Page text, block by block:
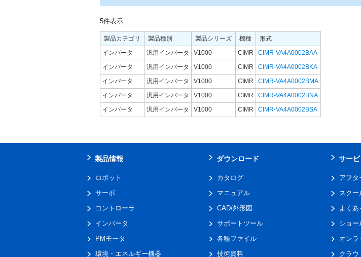
5件表示
製品カテゴリ 製品種別 製品シリーズ 機種
形式
インバータ
汎用インバータ V1000 CIMR
CIMR-VA4A0002BAA
インバータ
汎用インバータ V1000 CIMR
CIMR-VA4A0002BKA
インバータ
汎用インバータ V1000 CIMR
CIMR-VA4A0002BMA
インバータ
汎用インバータ V1000 CIMR
CIMR-VA4A0002BNA
インバータ
汎用インバータ V1000 CIMR CIMR-VA4A0002BSA
製品情報
ロボット
サーボ
コントローラ
インバータ
PMモータ
環境・エネルギー機器
ダウンロード
カタログ
マニュアル
CAD/外形図
サポートツール
各種ファイル
技術資料
サー
アフタ
スクー
よくあ
ショー
オンラ
クラウ